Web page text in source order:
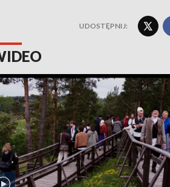
UDOSTĘPNIJ: